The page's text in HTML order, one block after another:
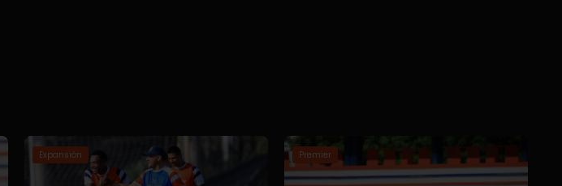
Expansión Premier